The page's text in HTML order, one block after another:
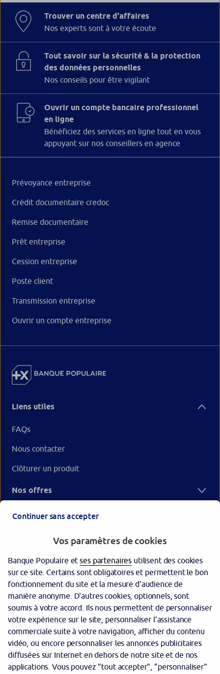
Trouver un centre d'affaires
Nos experts sont à votre écoute
Tout savoir sur la sécurité & la protection
des données personnelles
Nos conseils pour être vigilant
Ouvrir un compte bancaire professionnel
en ligne
Bénéficiez des services en ligne tout en vous
appuyant sur nos conseillers en agence
Prévoyance entreprise
Crédit documentaire credoc
Remise documentaire
Prêt entreprise
Cession entreprise
Poste client
Transmission entreprise
Ouvrir un compte entreprise
Liens utiles
FAQs
Nous contacter
Clôturer un produit
Nos offres
Garantie des dépôts
Protection des données personnelles
Politique cookies
Sécurité
Continuer sans accepter
Vos paramètres de cookies
Banque Populaire etses partenaires utilisent des cookies
sur ce site. Certains sont obligatoires et permettent le bon
fonctionnement du site et la mesure d'audience de
manière anonyme. D'autres cookies, optionnels, sont
soumis à votre accord. Ils nous permettent de personnaliser
votre expérience sur le site, personnaliser l'assistance
commerciale suite à votre navigation, afficher du contenu
vidéo, ou encore personnaliser les annonces publicitaires
diffusées sur Internet en dehors de notre site et de nos
applications. Vous pouvez "tout accepter", "personnaliser"